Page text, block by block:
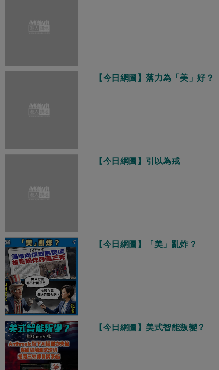
【今日網圖】落力為「美」好？
【今日網圖】引以為戒
【今日網圖】「美」亂炸？
【今日網圖】美式智能叛變？